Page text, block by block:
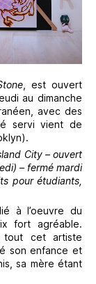
, est ouvert
au dimanche
avec des
servi vient de
City – ouvert
– fermé mardi
pour étudiants,
à l’oeuvre du
fort agréable.
tout cet artiste
son enfance et
sa mère étant